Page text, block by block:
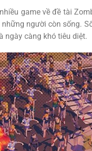
game về đề tài
người còn sống.
ngày càng khó tiêu diệt.